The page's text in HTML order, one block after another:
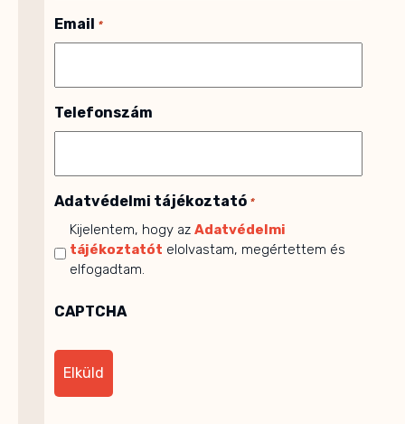
Email *
Telefonszám
Adatvédelmi tájékoztató *
Kijelentem, hogy az Adatvédelmi
tájékoztatót elolvastam, megértettem és
elfogadtam.
CAPTCHA